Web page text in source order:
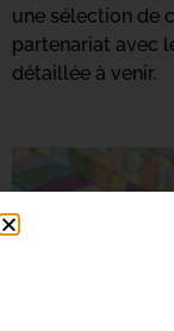
une sélection de
partenariat avec
détaillée à venir.